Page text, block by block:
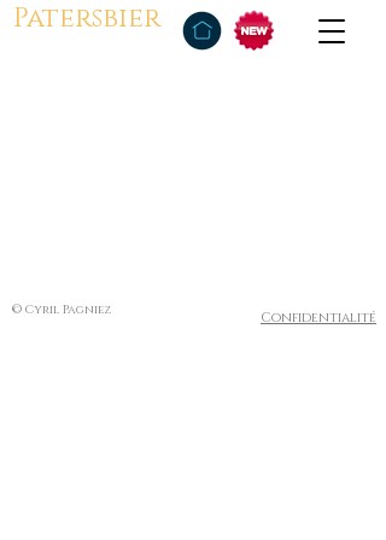
Patersbier
© Cyril Pagniez Confidentialité